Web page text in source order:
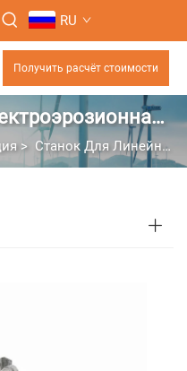
RU
Получить расчёт стоимости
обработка
> Станок Для Линейно-Выдвижной Резки